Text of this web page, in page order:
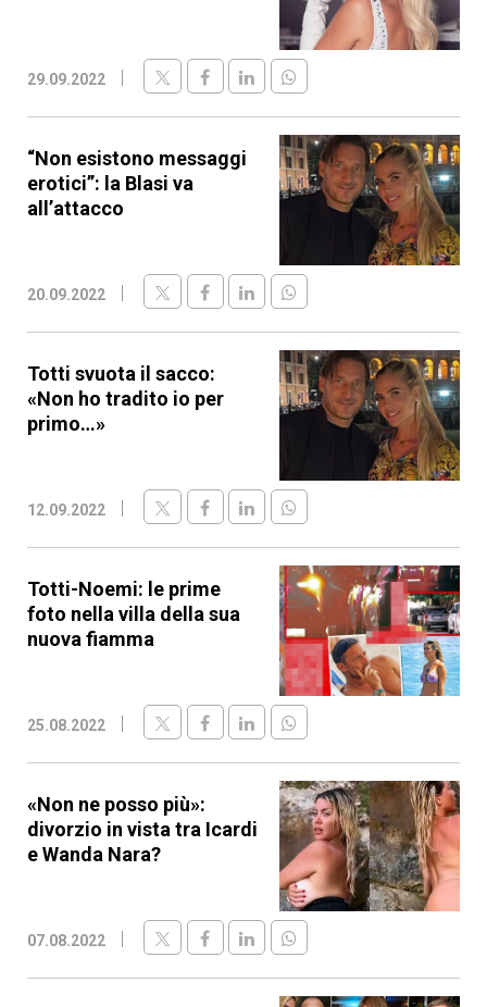
29.09.2022
“Non esistono messaggi
erotici”: la Blasi va
all’attacco
20.09.2022
Totti svuota il sacco:
«Non ho tradito io per
primo…»
12.09.2022
Totti-Noemi: le prime
foto nella villa della sua
nuova fiamma
25.08.2022
«Non ne posso più»:
divorzio in vista tra Icardi
e Wanda Nara?
07.08.2022